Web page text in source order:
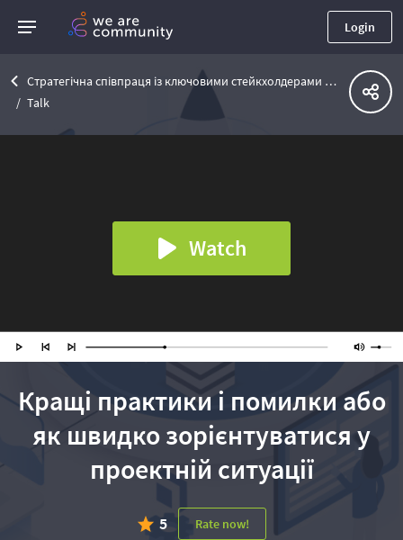
Login
Стратегічна співпраця із ключовими стейкхолдерами проекту
Talk
Watch
Кращі практики і помилки або
як швидко зорієнтуватися у
проектній ситуації
5 Rate now!